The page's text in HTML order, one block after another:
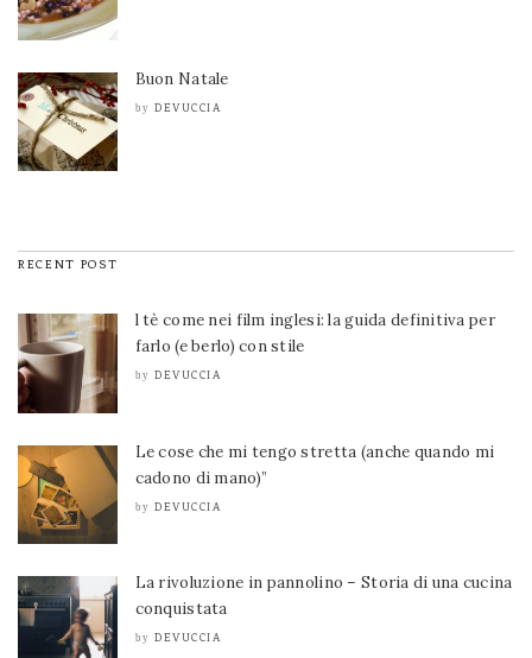
Buon Natale
by DEVUCCIA
RECENT POST
l tè come nei film inglesi: la guida definitiva per
farlo (e berlo) con stile
by DEVUCCIA
Le cose che mi tengo stretta (anche quando mi
cadono di mano)”
by DEVUCCIA
La rivoluzione in pannolino – Storia di una cucina
conquistata
by DEVUCCIA